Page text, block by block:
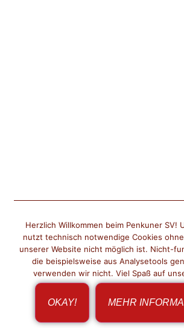
Herzlich Willkommen beim Penkuner SV!
nutzt technisch notwendige Cookies
unserer Website nicht möglich ist. Nicht-
die beispielsweise aus Analysetools
verwenden wir nicht. Viel Spaß auf
OKAY! MEHR